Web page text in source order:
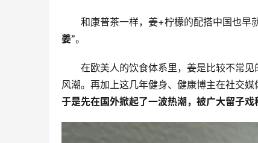
和康普茶一样，姜+柠檬的配搭中国也早
姜”。
在欧美人的饮食体系里，姜是比较不常
风潮。再加上这几年健身、健康博主在社交媒
于是先在国外掀起了一波热潮，被广大留子戏